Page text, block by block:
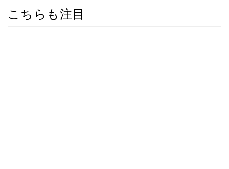
こちらも注目